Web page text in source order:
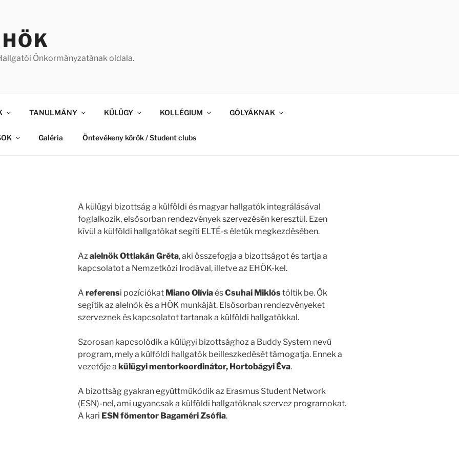
Önkormányzatának oldala.
TANULMÁNY KÜLÜGY KOLLÉGIUM GÓLYÁKNAK
Galéria Öntevékeny körök / Student clubs
A külügyi bizottság a külföldi és magyar hallgatók integrálásával
foglalkozik, elsősorban rendezvények szervezésén keresztül. Ezen
kívül a külföldi hallgatókat segíti ELTÉ-s életük megkezdésében.
Azalelnök Ottlakán Gréta, aki összefogja a bizottságot és tartja a
kapcsolatot a Nemzetközi Irodával, illetve az EHÖK-kel.
A referensi pozíciókat Miano OlíviaésCsuhai Miklóstöltik be. Ők
segítik az alelnök és a HÖK munkáját. Elsősorban rendezvényeket
szerveznek és kapcsolatot tartanak a külföldi hallgatókkal.
Szorosan kapcsolódik a külügyi bizottsághoz a Buddy System nevű
program, mely a külföldi hallgatók beilleszkedését támogatja. Ennek a
vezetője a külügyi mentorkoordinátor, Hortobágyi Éva.
A bizottság gyakran együttműködik az Erasmus Student Network
(ESN)-nel, ami ugyancsak a külföldi hallgatóknak szervez programokat.
A kari ESN főmentor Bagaméri Zsófia.